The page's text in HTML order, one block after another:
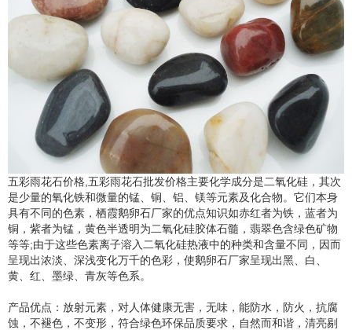
五彩雨花石价格,五彩雨花石批发价格主要化学成分是二氧化硅，其次
是少量的氧化铁和微量的锰、铜、铝、镁等元素及化合物。它们本身
具有不同的色素，栖霞鹅卵石厂家的优点知识如赤红者为铁，蓝者为
铜，紫者为锰，黄色半透明为二氧化硅胶体石髓，翡翠色含绿色矿物
等等;由于这些色素离子溶入二氧化硅热液中的种类和含量不同，因而
呈现出浓淡、深浅变化万千的色彩，使鹅卵石厂家呈现出黑、白、
黄、红、墨绿、青灰等色系。
产品优点：放射元素，对人体健康无害，无味，能防水，防火，抗腐
蚀，不褪色，不变形，符合绿色环保品质要求，自然而和谐，清亮剔